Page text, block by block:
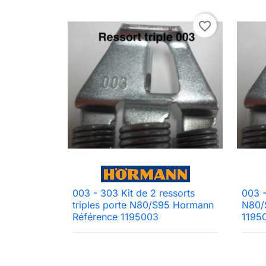
favorite_border
 Aperçu rapide
003 - 303 Kit de 2 ressorts
triples porte N80/S95 Hormann
Référence 1195003
003
N80/